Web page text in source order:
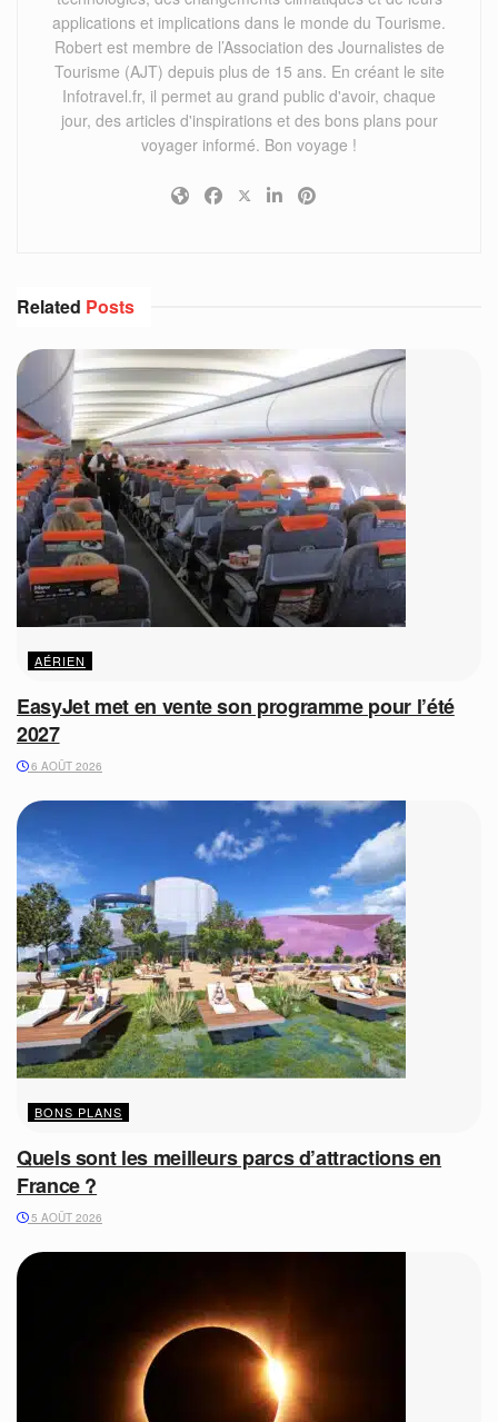
applications et implications dans le monde du Tourisme.
Robert est membre de l’Association des Journalistes de
Tourisme (AJT) depuis plus de 15 ans. En créant le site
Infotravel.fr, il permet au grand public d'avoir, chaque
jour, des articles d'inspirations et des bons plans pour
voyager informé. Bon voyage !
Related Posts
AÉRIEN
EasyJet met en vente son programme pour l’été
2027
6 AOÛT 2026
BONS PLANS
Quels sont les meilleurs parcs d’attractions en
France ?
5 AOÛT 2026